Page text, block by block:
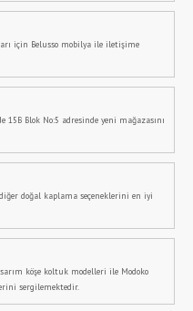
için Belusso mobilya ile iletişime
Blok No:5 adresinde yeni mağazasını
doğal kaplama seçeneklerini en iyi
köşe koltuk modelleri ile Modoko
sergilemektedir.